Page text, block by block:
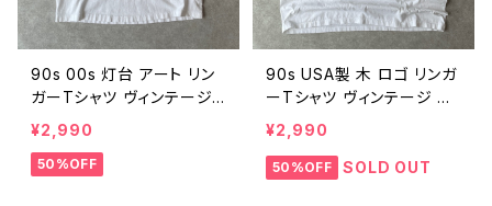
90s 00s 灯台 アート リン
ガーTシャツ ヴィンテージ
古着 白 ホワイト シングル
ステッチ 90年代 ビンテー
ジ L 25082411
¥2,990
50%OFF
90s USA製 木 ロゴ リンガ
ーTシャツ ヴィンテージ 古
着 1993年 白 ホワイト 自
然 植物 シングルステッチ 9
0年代 ビンテージ XL 250
¥2,990
50%OFF SOLD OUT